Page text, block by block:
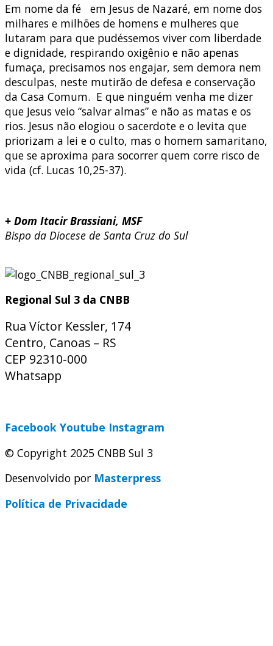
Em nome da fé em Jesus de Nazaré, em nome dos
milhares e milhões de homens e mulheres que
lutaram para que pudéssemos viver com liberdade
e dignidade, respirando oxigênio e não apenas
fumaça, precisamos nos engajar, sem demora nem
desculpas, neste mutirão de defesa e conservação
da Casa Comum. E que ninguém venha me dizer
que Jesus veio “salvar almas” e não as matas e os
rios. Jesus não elogiou o sacerdote e o levita que
priorizam a lei e o culto, mas o homem samaritano,
que se aproxima para socorrer quem corre risco de
vida (cf. Lucas 10,25-37).
+ Dom Itacir Brassiani, MSF
Bispo da Diocese de Santa Cruz do Sul
Regional Sul 3 da CNBB
Rua Víctor Kessler, 174
Centro, Canoas – RS
CEP 92310-000
Whatsapp
Facebook Youtube Instagram
© Copyright 2025 CNBB Sul 3
Desenvolvido por Masterpress
Política de Privacidade